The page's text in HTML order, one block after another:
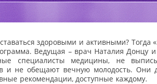
здоровыми и активными? Тогда
Ведущая – врач Наталия Донцу и
специалисты медицины, не
и не обещают вечную молодость. Они
рекомендации, доступные каждому.